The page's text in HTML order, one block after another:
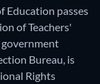
Education passes
of Teachers'
government
Bureau, is
Rights